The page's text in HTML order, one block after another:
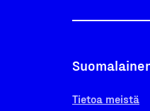
Tietoa meistä